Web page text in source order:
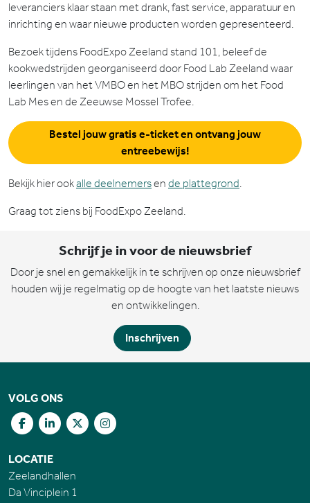
leveranciers klaar staan met drank, fast service, apparatuur en
inrichting en waar nieuwe producten worden gepresenteerd.
Bezoek tijdens FoodExpo Zeeland stand 101, beleef de
kookwedstrijden georganiseerd door Food Lab Zeeland waar
leerlingen van het VMBO en het MBO strijden om het Food
Lab Mes en de Zeeuwse Mossel Trofee.
Bestel jouw gratis e-ticket en ontvang jouw
entreebewijs!
Bekijk hier ookalle deelnemersen de plattegrond.
Graag tot ziens bij FoodExpo Zeeland.
Schrijf je in voor de nieuwsbrief
Door je snel en gemakkelijk in te schrijven op onze nieuwsbrief
houden wij je regelmatig op de hoogte van het laatste nieuws
en ontwikkelingen.
Inschrijven
VOLG ONS
LOCATIE
Zeelandhallen
Da Vinciplein 1